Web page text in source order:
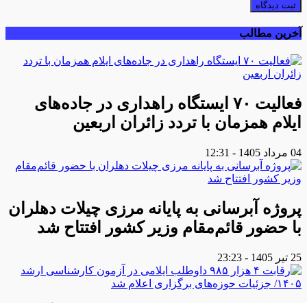
ثبت دیدگاه
آخرین مطالب
فعالیت ۷۰ ایستگاه راهداری در جاده‌های
ایلام همزمان با تردد زائران اربعین
04 مرداد 1405 - 12:31
پروژه آبرسانی به پایانه مرزی چیلات دهلران
با حضور قائم‌مقام وزیر کشور افتتاح شد
25 تیر 1405 - 23:23